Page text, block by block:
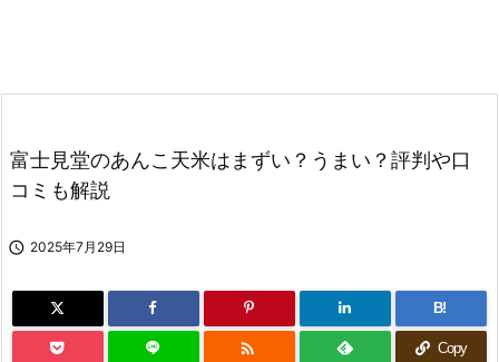
富士見堂のあんこ天米はまずい？うまい？評判や口
コミも解説
 2025年7月29日
B!
 Copy